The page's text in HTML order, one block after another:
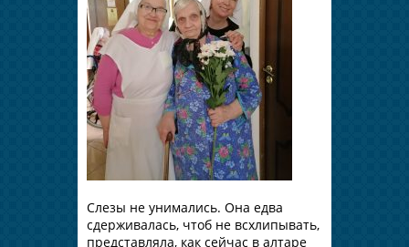
Слезы не унимались. Она едва
сдерживалась, чтоб не всхлипывать,
представляла, как сейчас в алтаре